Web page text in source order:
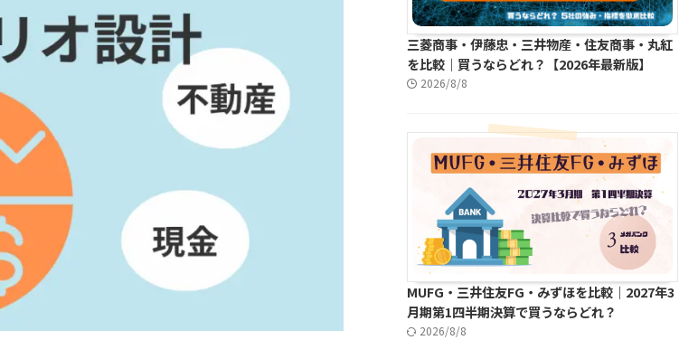
三菱商事・伊藤忠・三井物産・住友商事・丸紅
を比較｜買うならどれ？【2026年最新版】
2026/8/8
MUFG・三井住友FG・みずほを比較｜2027年3
月期第1四半期決算で買うならどれ？
2026/8/8